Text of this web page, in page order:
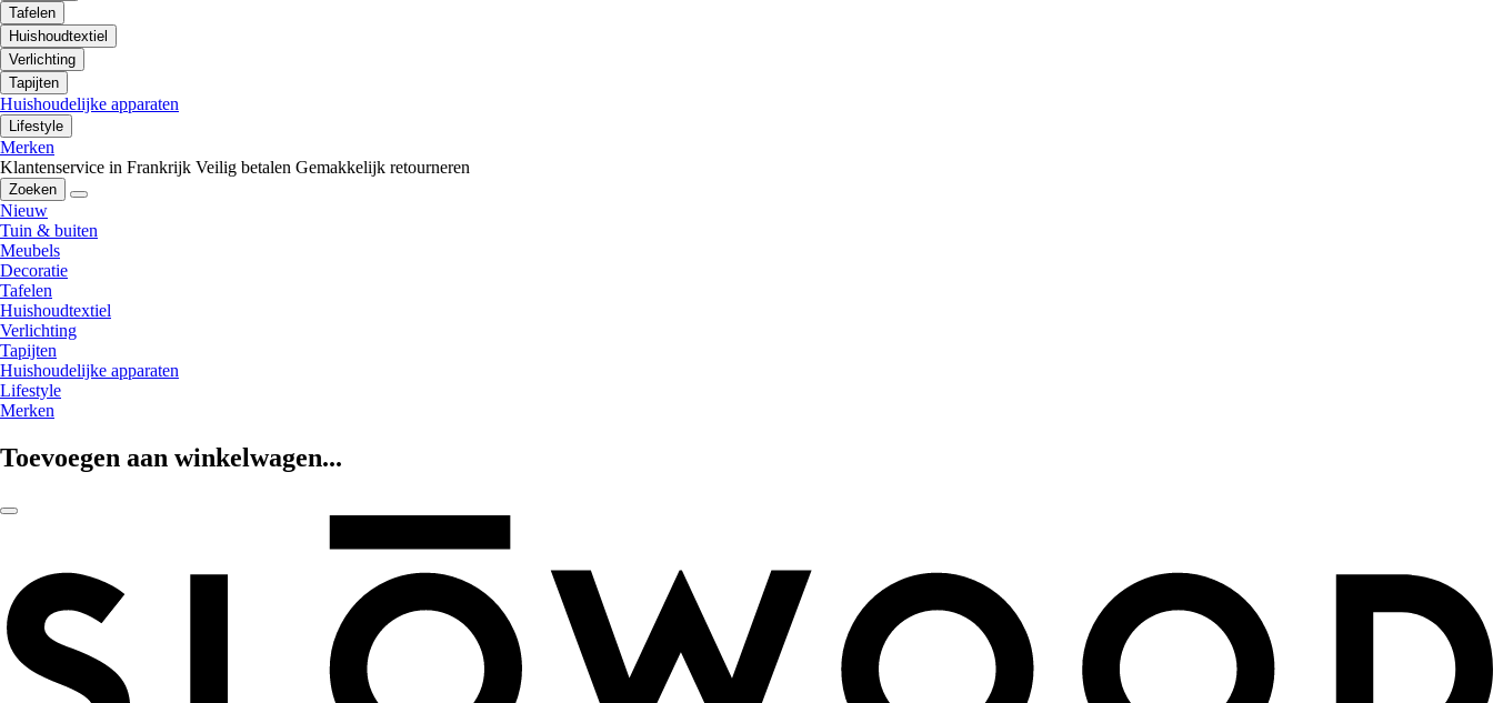
Tafelen
Huishoudtextiel
Verlichting
Tapijten
Huishoudelijke apparaten
Lifestyle
Merken
Klantenservice in Frankrijk Veilig betalen Gemakkelijk retourneren
Zoeken
Nieuw
Tuin & buiten
Meubels
Decoratie
Tafelen
Huishoudtextiel
Verlichting
Tapijten
Huishoudelijke apparaten
Lifestyle
Merken
Toevoegen aan winkelwagen...